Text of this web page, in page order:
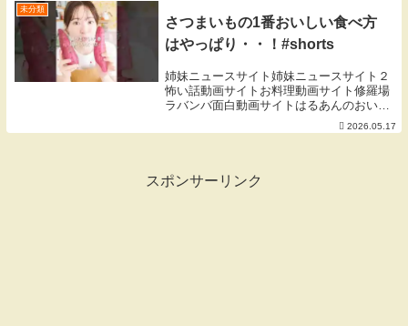
未分類
さつまいもの1番おいしい食べ方
はやっぱり・・！#shorts
姉妹ニュースサイト姉妹ニュースサイト２
怖い話動画サイトお料理動画サイト修羅場
ラバンバ面白動画サイトはるあんのおいし
い料理動画へようこそ♪＊＊＊🌼はるあん
料理部はじめました🌼１年間限定で本気の
2026.05.17
スポンサーリンク